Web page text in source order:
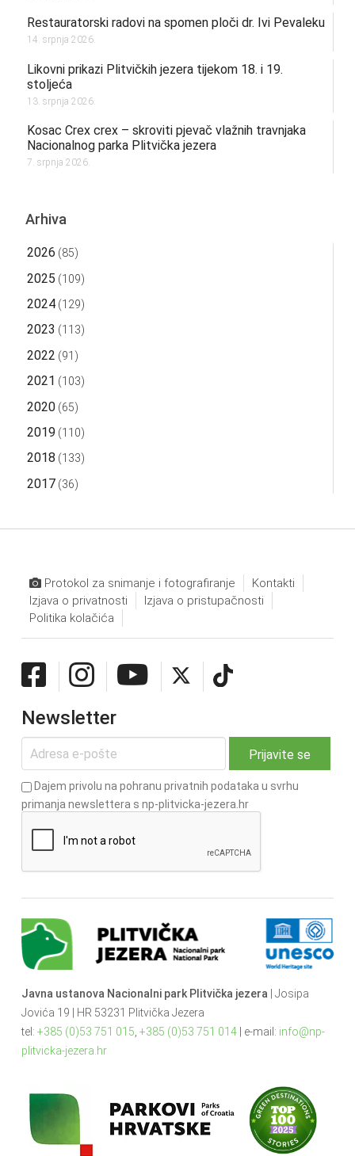
Restauratorski radovi na spomen ploči dr. Ivi Pevaleku
14. srpnja 2026.
Likovni prikazi Plitvičkih jezera tijekom 18. i 19.
stoljeća
13. srpnja 2026.
Kosac Crex crex – skroviti pjevač vlažnih travnjaka
Nacionalnog parka Plitvička jezera
7. srpnja 2026.
Arhiva
2026 (85)
2025 (109)
2024(129)
2023 (113)
2022 (91)
2021 (103)
2020(65)
2019 (110)
2018 (133)
2017(36)
Protokol za snimanje i fotografiranje
Kontakti
Izjava o privatnosti
Izjava o pristupačnosti
Politika kolačića
Newsletter
Dajem privolu na pohranu privatnih podataka u svrhu
primanja newslettera s np-plitvicka-jezera.hr
Javna ustanova Nacionalni park Plitvička jezera| Josipa
Jovića 19 | HR 53231 Plitvička Jezera
tel: +385 (0)53 751 015, +385 (0)53 751 014| e-mail: info@np-
plitvicka-jezera.hr